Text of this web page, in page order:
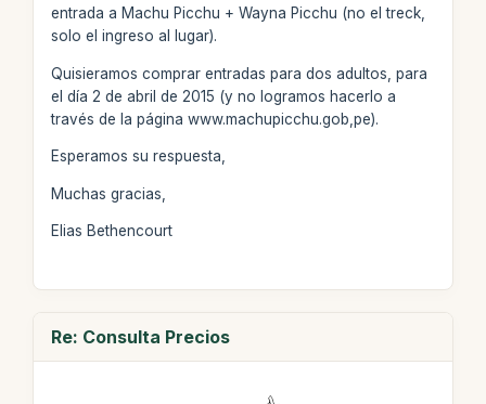
entrada a Machu Picchu + Wayna Picchu (no el treck,
solo el ingreso al lugar).
Quisieramos comprar entradas para dos adultos, para
el día 2 de abril de 2015 (y no logramos hacerlo a
través de la página www.machupicchu.gob,pe).
Esperamos su respuesta,
Muchas gracias,
Elias Bethencourt
Re: Consulta Precios